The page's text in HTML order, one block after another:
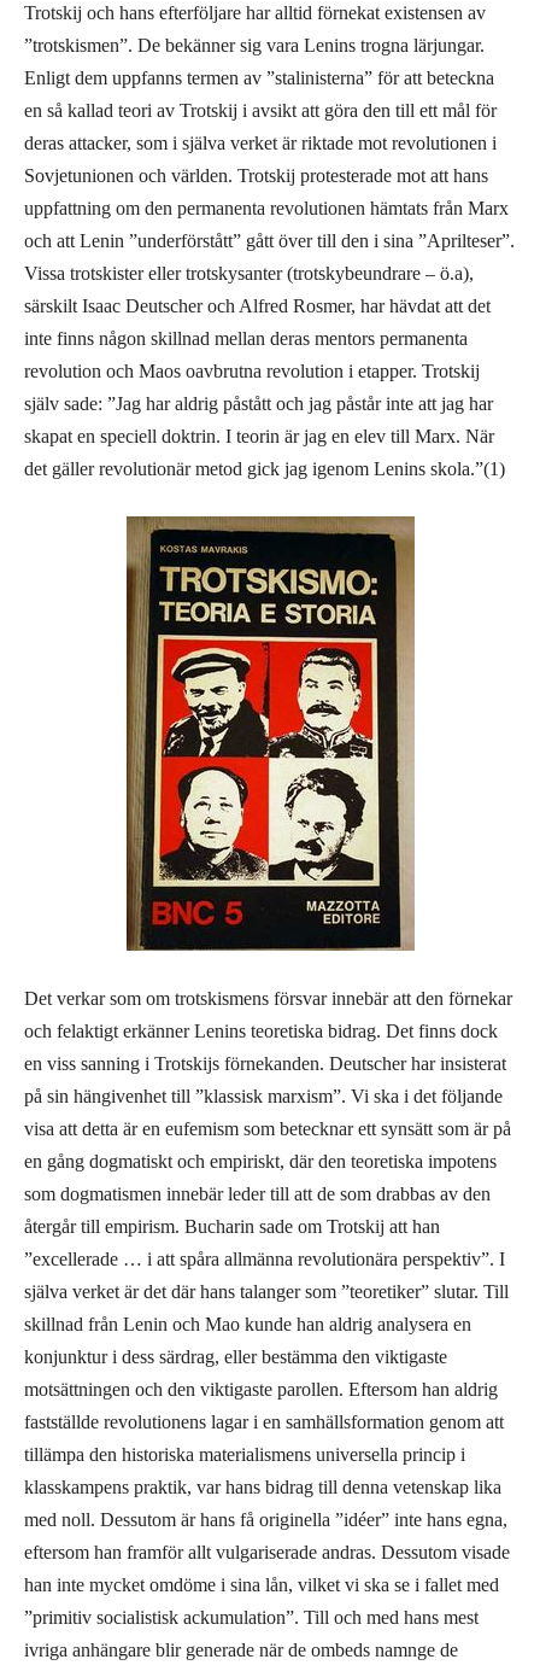
Trotskij och hans efterföljare har alltid förnekat existensen av
”trotskismen”. De bekänner sig vara Lenins trogna lärjungar.
Enligt dem uppfanns termen av ”stalinisterna” för att beteckna
en så kallad teori av Trotskij i avsikt att göra den till ett mål för
deras attacker, som i själva verket är riktade mot revolutionen i
Sovjetunionen och världen. Trotskij protesterade mot att hans
uppfattning om den permanenta revolutionen hämtats från Marx
och att Lenin ”underförstått” gått över till den i sina ”Aprilteser”.
Vissa trotskister eller trotskysanter (trotskybeundrare – ö.a),
särskilt Isaac Deutscher och Alfred Rosmer, har hävdat att det
inte finns någon skillnad mellan deras mentors permanenta
revolution och Maos oavbrutna revolution i etapper. Trotskij
själv sade: ”Jag har aldrig påstått och jag påstår inte att jag har
skapat en speciell doktrin. I teorin är jag en elev till Marx. När
det gäller revolutionär metod gick jag igenom Lenins skola.”(1)
Det verkar som om trotskismens försvar innebär att den förnekar
och felaktigt erkänner Lenins teoretiska bidrag. Det finns dock
en viss sanning i Trotskijs förnekanden. Deutscher har insisterat
på sin hängivenhet till ”klassisk marxism”. Vi ska i det följande
visa att detta är en eufemism som betecknar ett synsätt som är på
en gång dogmatiskt och empiriskt, där den teoretiska impotens
som dogmatismen innebär leder till att de som drabbas av den
återgår till empirism. Bucharin sade om Trotskij att han
”excellerade … i att spåra allmänna revolutionära perspektiv”. I
själva verket är det där hans talanger som ”teoretiker” slutar. Till
skillnad från Lenin och Mao kunde han aldrig analysera en
konjunktur i dess särdrag, eller bestämma den viktigaste
motsättningen och den viktigaste parollen. Eftersom han aldrig
fastställde revolutionens lagar i en samhällsformation genom att
tillämpa den historiska materialismens universella princip i
klasskampens praktik, var hans bidrag till denna vetenskap lika
med noll. Dessutom är hans få originella ”idéer” inte hans egna,
eftersom han framför allt vulgariserade andras. Dessutom visade
han inte mycket omdöme i sina lån, vilket vi ska se i fallet med
”primitiv socialistisk ackumulation”. Till och med hans mest
ivriga anhängare blir generade när de ombeds namnge de